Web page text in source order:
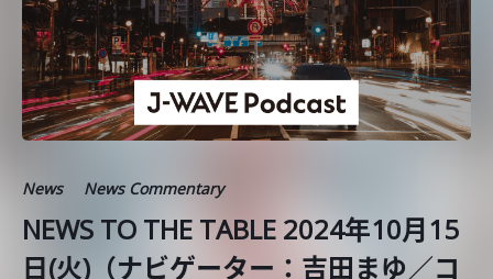
News News Commentary
NEWS TO THE TABLE 2024年10月15
日(火)（ナビゲーター：吉田まゆ／コ